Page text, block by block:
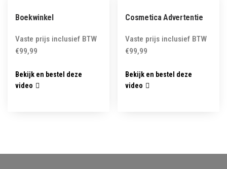
Boekwinkel
Vaste prijs inclusief BTW
€99,99
Bekijk en bestel deze
video
Cosmetica Advertentie
Vaste prijs inclusief BTW
€99,99
Bekijk en bestel deze
video